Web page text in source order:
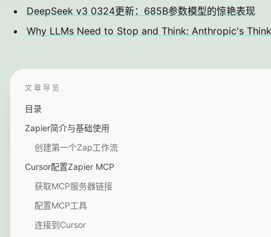
DeepSeek v3 0324更新：685B参数模型的惊艳表现
Why LLMs Need to Stop and Think: Anthropic's
文章导览
目录
Zapier简介与基础使用
创建第一个Zap工作流
Cursor配置Zapier MCP
获取MCP服务器链接
配置MCP工具
连接到Cursor